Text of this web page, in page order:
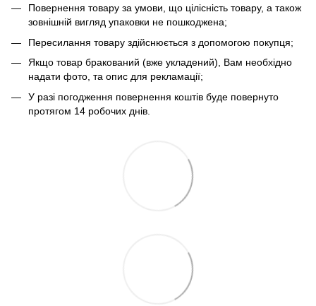
Повернення товару за умови, що цілісність товару, а також
зовнішній вигляд упаковки не пошкоджена;
Пересилання товару здійснюється з допомогою покупця;
Якщо товар бракований (вже укладений), Вам необхідно
надати фото, та опис для рекламації;
У разі погодження повернення коштів буде повернуто
протягом 14 робочих днів.